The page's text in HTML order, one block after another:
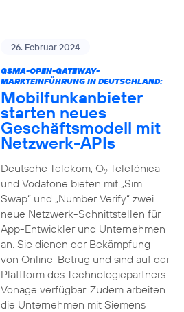
26. Februar 2024
GSMA-OPEN-GATEWAY-
MARKTEINFÜHRUNG IN DEUTSCHLAND:
Mobilfunkanbieter
starten neues
Geschäftsmodell mit
Netzwerk-APIs
Deutsche Telekom, O2Telefónica
und Vodafone bieten mit „Sim
Swap“ und „Number Verify“ zwei
neue Netzwerk-Schnittstellen für
App-Entwickler und Unternehmen
an. Sie dienen der Bekämpfung
von Online-Betrug und sind auf der
Plattform des Technologiepartners
Vonage verfügbar. Zudem arbeiten
die Unternehmen mit Siemens